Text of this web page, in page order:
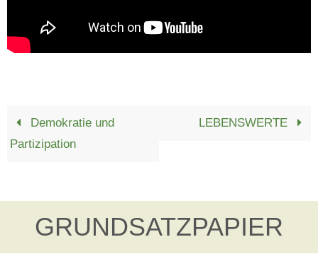
Demokratie und
Partizipation
LEBENSWERTE
GRUNDSATZPAPIER